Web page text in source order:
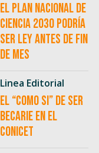
El Plan Nacional de
Ciencia 2030 podría
ser ley antes de fin
de mes
Linea Editorial
El “como si” de ser
becarie en el
CONICET